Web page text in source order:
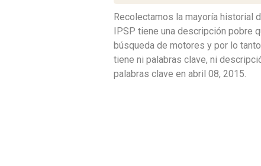
Recolectamos la mayoría historial
IPSP tiene una descripción pobre
búsqueda de motores y por lo
tiene ni palabras clave, ni
palabras clave en abril 08, 2015.